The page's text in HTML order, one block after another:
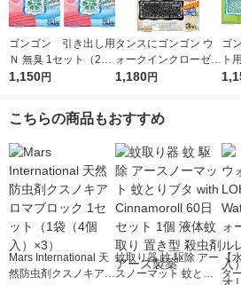
ゴンゴン 引き出し用
Ｎ 無臭 1セット（24
個入×2箱） KINCHO
1,150円
タンスにゴンゴン ウ
ォークインクローゼッ
ト用 衣類用 防虫剤 ダ
O キンチョー
1,180円
ゴ
ト
（3
こちらの商品もおすすめ
Mars International 天
然防虫剤クスノキアロ
蚊取り器 蚊 駆除 アー
スノーマット 蚊とり
【
タ